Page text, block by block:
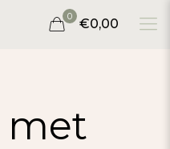
0 €0,00
met